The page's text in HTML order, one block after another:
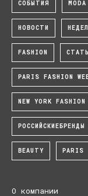
СОБЫТИЯ MODA
НОВОСТИ
FASHION
PARIS FASHION
NEW YORK FASHION
РОССИЙСКИЕБРЕНДЫ
BEAUTY PARIS
О компании